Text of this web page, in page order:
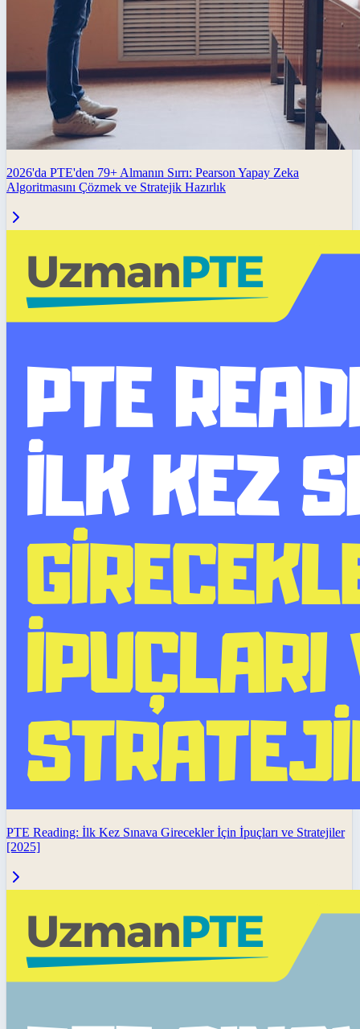
2026'da PTE'den 79+ Almanın Sırrı: Pearson Yapay Zeka
Algoritmasını Çözmek ve Stratejik Hazırlık
PTE Reading: İlk Kez Sınava Girecekler İçin İpuçları ve Stratejiler
[2025]